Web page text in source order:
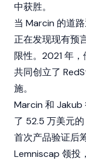
中获胜。
当 Marcin 的道
正在发现现有预
限性。2021 年
共同创立了
施。
Marcin 和 Jakub
了 52.5 万美元
首次产品验证后
Lemniscap 领投